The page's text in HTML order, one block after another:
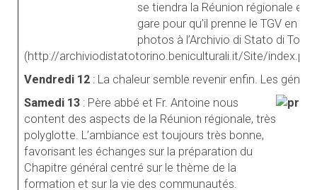
se tiendra la Réunion régionale et
gare pour qu’il prenne le TGV en
photos à l’Archivio di Stato di
(http://archiviodistatotorino.beniculturali.it/Site/
Vendredi 12 : La chaleur semble revenir enfin. Les
Samedi 13 : Père abbé et Fr. Antoine nous
content des aspects de la Réunion régionale, très
polyglotte. L’ambiance est toujours très bonne,
favorisant les échanges sur la préparation du
Chapitre général centré sur le thème de la
formation et sur la vie des communautés.